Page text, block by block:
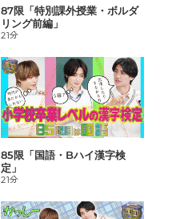
87限「特別課外授業・ボルダ
リング前編」
21分
85限「国語・Bハイ漢字検
定」
21分